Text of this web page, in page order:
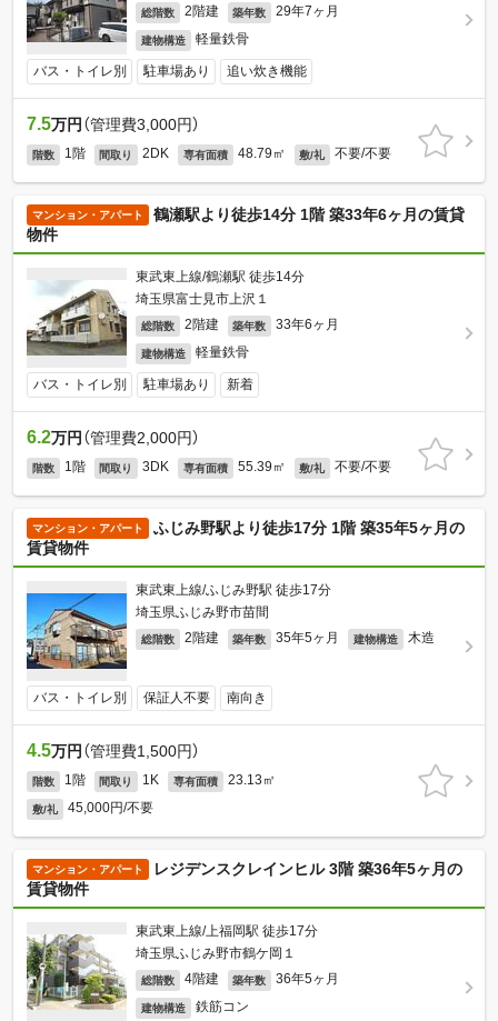
総階数 2階建 築年数 29年7ヶ月
建物構造 軽量鉄骨
バス・トイレ別 駐車場あり 追い炊き機能
7.5万円 （管理費3,000円）
階数 1階 間取り 2DK 専有面積 48.79㎡ 敷/礼 不要/不要
マンション・アパート
鶴瀬駅より徒歩14分 1階 築33年6ヶ月の賃貸
物件
東武東上線/鶴瀬駅 徒歩14分
埼玉県富士見市上沢１
総階数 2階建 築年数 33年6ヶ月
建物構造 軽量鉄骨
バス・トイレ別 駐車場あり 新着
6.2万円 （管理費2,000円）
階数 1階 間取り 3DK 専有面積 55.39㎡ 敷/礼 不要/不要
マンション・アパート
ふじみ野駅より徒歩17分 1階 築35年5ヶ月の
賃貸物件
東武東上線/ふじみ野駅 徒歩17分
埼玉県ふじみ野市苗間
総階数 2階建 築年数 35年5ヶ月 建物構造 木造
バス・トイレ別 保証人不要 南向き
4.5万円 （管理費1,500円）
階数 1階 間取り 1K 専有面積 23.13㎡
敷/礼 45,000円/不要
マンション・アパート
レジデンスクレインヒル 3階 築36年5ヶ月の
賃貸物件
東武東上線/上福岡駅 徒歩17分
埼玉県ふじみ野市鶴ケ岡１
総階数 4階建 築年数 36年5ヶ月
建物構造 鉄筋コン